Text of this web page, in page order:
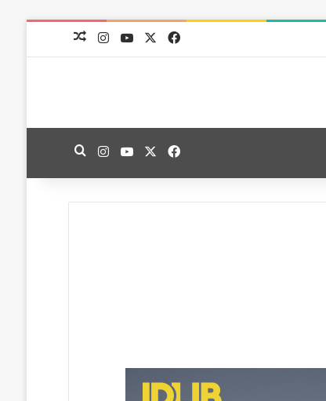
فيسبوك
‫X
‫YouTubeانستقراممقال عشوائي
فيسبوك
‫X
‫YouTubeانستقرامبحث عن